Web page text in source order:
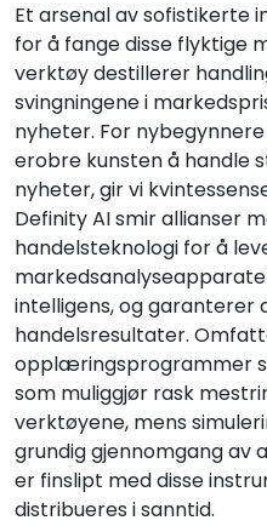
Et arsenal av sofistikerte
for å fange disse flyktige
verktøy destillerer
svingningene i
nyheter. For
erobre kunsten å handle
nyheter, gir vi
Definity AI smir allianser
handelsteknologi for å
intelligens, og garanterer
handelsresultater.
opplæringsprogrammer
som muliggjør rask
verktøyene, mens
grundig gjennomgang av
er finslipt med disse
distribueres i sanntid.